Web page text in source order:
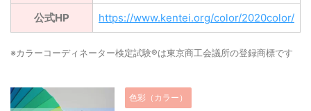
公式HP https://www.kentei.org/color/2020color/
※カラーコーディネーター検定試験®は東京商工会議所の登録商標です
色彩（カラー）